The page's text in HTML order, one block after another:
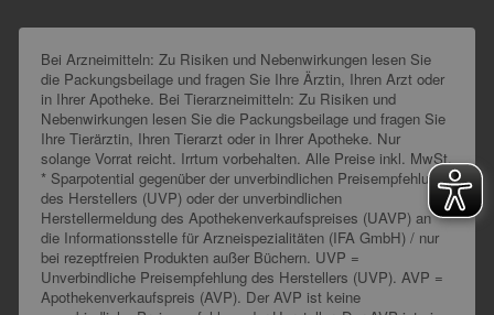
Bei Arzneimitteln: Zu Risiken und Nebenwirkungen lesen Sie
die Packungsbeilage und fragen Sie Ihre Ärztin, Ihren Arzt oder
in Ihrer Apotheke. Bei Tierarzneimitteln: Zu Risiken und
Nebenwirkungen lesen Sie die Packungsbeilage und fragen Sie
Ihre Tierärztin, Ihren Tierarzt oder in Ihrer Apotheke. Nur
solange Vorrat reicht. Irrtum vorbehalten. Alle Preise inkl. MwSt.
* Sparpotential gegenüber der unverbindlichen Preisempfehlung
des Herstellers (UVP) oder der unverbindlichen
Herstellermeldung des Apothekenverkaufspreises (UAVP) an
die Informationsstelle für Arzneispezialitäten (IFA GmbH) / nur
bei rezeptfreien Produkten außer Büchern. UVP =
Unverbindliche Preisempfehlung des Herstellers (UVP). AVP =
Apothekenverkaufspreis (AVP). Der AVP ist keine